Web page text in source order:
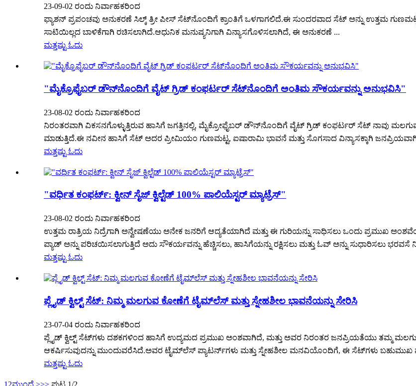
23-09-02 ರಂದು ನಿರ್ವಾಹಕರಿಂದ
ಫ್ಯಾಶನ್ ಪ್ರಪಂಚವು ಅನುಕರಣೆ ಸಿಲ್ಕ್ ತ್ರೀ ಪೀಸ್ ಸೆಟ್‌ನೊಂದಿಗೆ ಕ್ರಾಂತಿಗೆ ಒಳಗಾಗಲಿದೆ.ಈ ಸುಂದರವಾದ ಸೆಟ್ ಅನ್ನು ಉತ್ತಮ
ಸಾಟಿಯಿಲ್ಲದ ಬಾಳಿಕೆಗಾಗಿ ರಚಿಸಲಾಗಿದೆ.ಆಧುನಿಕ ಮನುಷ್ಯನಿಗಾಗಿ ವಿನ್ಯಾಸಗೊಳಿಸಲಾಗಿದೆ, ಈ ಅನುಕರಣೆ ...
ಮತ್ತಷ್ಟು ಓದು
"ಮೈಕ್ರೊಫೈಬರ್ ಡೌನ್‌ನೊಂದಿಗೆ ವೈಟ್ ಗ್ರಿಡ್ ಕಂಫರ್ಟರ್ ಸೆಟ್‌ನೊಂದಿಗೆ ಅಂತಿಮ ಸೌಕರ್ಯವನ್ನು ಅನುಭವಿಸಿ"
23-08-02 ರಂದು ನಿರ್ವಾಹಕರಿಂದ
ನಿರಂತರವಾಗಿ ವಿಕಸನಗೊಳ್ಳುತ್ತಿರುವ ಹಾಸಿಗೆ ಜಗತ್ತಿನಲ್ಲಿ, ಮೈಕ್ರೋಫೈಬರ್ ಡೌನ್‌ನೊಂದಿಗೆ ವೈಟ್ ಗ್ರಿಡ್ ಕಂಫರ್ಟರ್ ಸೆಟ್ ನಾವು
ಮಾಡುತ್ತಿದೆ.ಈ ನವೀನ ಹಾಸಿಗೆ ಸೆಟ್ ಅದರ ಪ್ರೀಮಿಯಂ ಗುಣಮಟ್ಟ, ಐಷಾರಾಮಿ ಭಾವನೆ ಮತ್ತು ಸೊಗಸಾದ ವಿನ್ಯಾಸಕ್ಕಾಗಿ
ಮತ್ತಷ್ಟು ಓದು
"ವರ್ಧಿತ ಕಂಫರ್ಟ್: ಕ್ವೀನ್ ಸೈಜ್ ಕ್ವಿಲ್ಟೆಡ್ 100% ಪಾಲಿಯೆಸ್ಟರ್ ಮ್ಯಾಟ್ರೆಸ್"
23-08-02 ರಂದು ನಿರ್ವಾಹಕರಿಂದ
ಉತ್ತಮ ರಾತ್ರಿಯ ನಿದ್ರೆಗಾಗಿ ಅನ್ವೇಷಣೆಯು ಅನೇಕ ಜನರಿಗೆ ಆದ್ಯತೆಯಾಗಿದೆ ಮತ್ತು ಈ ಗುರಿಯನ್ನು ಸಾಧಿಸಲು ಒಂದು ಪ್ರಮುಖ
ಪ್ಯಾಡ್ ಅನ್ನು ಪರಿಚಯಿಸಲಾಗುತ್ತಿದೆ ಅದು ಸೌಕರ್ಯವನ್ನು ಹೆಚ್ಚಿಸಲು, ಹಾಸಿಗೆಯನ್ನು ರಕ್ಷಿಸಲು ಮತ್ತು ಓವ್ ಅನ್ನು ಸುಧಾರಿಸಲು ಭರವಸೆ
ಮತ್ತಷ್ಟು ಓದು
ಪ್ಲೈಡ್ ಕ್ವಿಲ್ಟ್ ಸೆಟ್: ನಿಮ್ಮ ಮಲಗುವ ಕೋಣೆಗೆ ಟೈಮ್‌ಲೆಸ್ ಮತ್ತು ಸ್ನೇಹಶೀಲ ಭಾವನೆಯನ್ನು ಸೇರಿಸಿ
23-07-04 ರಂದು ನಿರ್ವಾಹಕರಿಂದ
ಪ್ಲೈಡ್ ಕ್ವಿಲ್ಟ್ ಸೆಟ್‌ಗಳು ದಶಕಗಳಿಂದ ಹಾಸಿಗೆ ಉದ್ಯಮದ ಪ್ರಮುಖ ಅಂಶವಾಗಿದೆ, ಮತ್ತು ಅವರ ನಿರಂತರ ಜನಪ್ರಿಯತೆಯು ತಮ್ಮ
ಆಕರ್ಷಿಸುವುದನ್ನು ಮುಂದುವರೆಸಿದೆ.ಅವರ ಟೈಮ್‌ಲೆಸ್ ಪ್ಯಾಟರ್ನ್‌ಗಳು ಮತ್ತು ಸ್ನೇಹಶೀಲ ಮನವಿಯೊಂದಿಗೆ, ಈ ಸೆಟ್‌ಗಳು ಬಹುಮುಖ
ಮತ್ತಷ್ಟು ಓದು
1 2ಮುಂದೆ >>> ಪುಟ 1/2